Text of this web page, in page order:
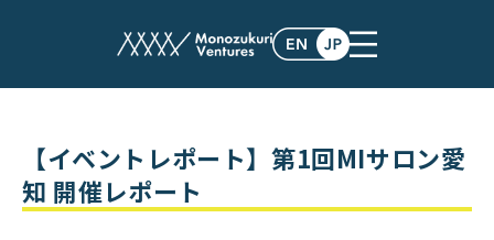
post
【イベントレポート】第1回MIサロン愛
知 開催レポート